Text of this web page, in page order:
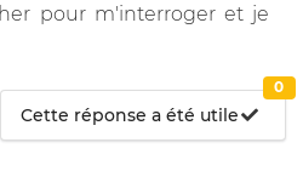
pour m'interroger et je
Cette réponse a été utile
0